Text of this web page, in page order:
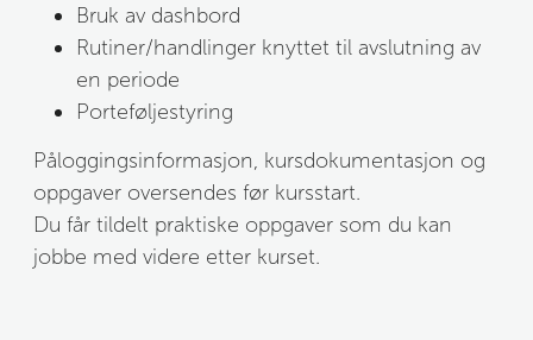
Bruk av dashbord
Rutiner/handlinger knyttet til avslutning av
en periode
Porteføljestyring
Påloggingsinformasjon, kursdokumentasjon og
oppgaver oversendes før kursstart.
Du får tildelt praktiske oppgaver som du kan
jobbe med videre etter kurset.